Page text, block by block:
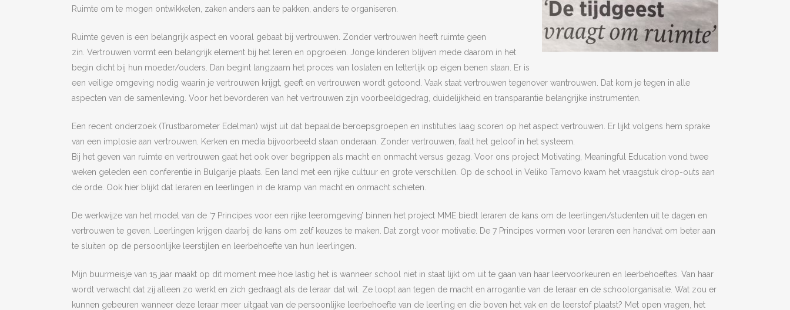
Ruimte om te mogen ontwikkelen, zaken anders aan te pakken, anders te organiseren.
Ruimte geven is een belangrijk aspect en vooral gebaat bij vertrouwen. Zonder vertrouwen heeft ruimte geen
zin. Vertrouwen vormt een belangrijk element bij het leren en opgroeien. Jonge kinderen blijven mede daarom in het
begin dicht bij hun moeder/ouders. Dan begint langzaam het proces van loslaten en letterlijk op eigen benen staan. Er is
een veilige omgeving nodig waarin je vertrouwen krijgt, geeft en vertrouwen wordt getoond. Vaak staat vertrouwen tegenover wantrouwen. Dat kom je tegen in alle
aspecten van de samenleving. Voor het bevorderen van het vertrouwen zijn voorbeeldgedrag, duidelijkheid en transparantie belangrijke instrumenten.
Een recent onderzoek (Trustbarometer Edelman) wijst uit dat bepaalde beroepsgroepen en instituties laag scoren op het aspect vertrouwen. Er lijkt volgens hem sprake
van een implosie aan vertrouwen. Kerken en media bijvoorbeeld staan onderaan. Zonder vertrouwen, faalt het geloof in het systeem.
Bij het geven van ruimte en vertrouwen gaat het ook over begrippen als macht en onmacht versus gezag. Voor ons project Motivating, Meaningful Education vond twee
weken geleden een conferentie in Bulgarije plaats. Een land met een rijke cultuur en grote verschillen. Op de school in Veliko Tarnovo kwam het vraagstuk drop-outs aan
de orde. Ook hier blijkt dat leraren en leerlingen in de kramp van macht en onmacht schieten.
De werkwijze van het model van de ‘7 Principes voor een rijke leeromgeving’ binnen het project MME biedt leraren de kans om de leerlingen/studenten uit te dagen en
vertrouwen te geven. Leerlingen krijgen daarbij de kans om zelf keuzes te maken. Dat zorgt voor motivatie. De 7 Principes vormen voor leraren een handvat om beter aan
te sluiten op de persoonlijke leerstijlen en leerbehoefte van hun leerlingen.
Mijn buurmeisje van 15 jaar maakt op dit moment mee hoe lastig het is wanneer school niet in staat lijkt om uit te gaan van haar leervoorkeuren en leerbehoeftes. Van haar
wordt verwacht dat zij alleen zo werkt en zich gedraagt als de leraar dat wil. Ze loopt aan tegen de macht en arrogantie van de leraar en de schoolorganisatie. Wat zou er
kunnen gebeuren wanneer deze leraar meer uitgaat van de persoonlijke leerbehoefte van de leerling en die boven het vak en de leerstof plaatst? Met open vragen, het